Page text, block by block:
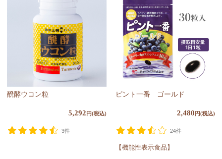
醗酵ウコン粒
5,292 円(税込)
3件
ピント一番 ゴールド
2,480 円(税込)
24件
【機能性表示食品】